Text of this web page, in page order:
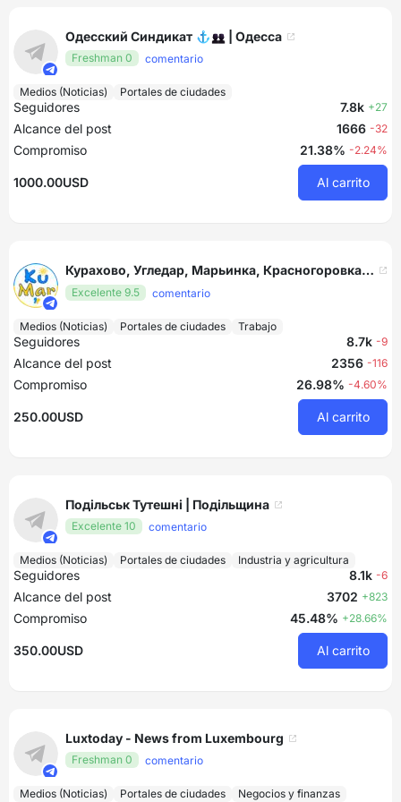
Одесский Синдикат ⚓️👥 | Одесса
Freshman 0 comentario
Medios (Noticias) Portales de ciudades
Seguidores 7.8k +27
Alcance del post 1666 -32
Compromiso 21.38% -2.24%
1000.00USD Al carrito
Курахово, Угледар, Марьинка, Красногоровка, Великая Новоселка - КуМар
Excelente 9.5 comentario
Medios (Noticias) Portales de ciudades Trabajo
Seguidores 8.7k -9
Alcance del post 2356 -116
Compromiso 26.98% -4.60%
250.00USD Al carrito
Подільськ Тутешні | Подільщина
Excelente 10 comentario
Medios (Noticias) Portales de ciudades Industria y agricultura
Seguidores 8.1k -6
Alcance del post 3702 +823
Compromiso 45.48% +28.66%
350.00USD Al carrito
Luxtoday - News from Luxembourg
Freshman 0 comentario
Medios (Noticias) Portales de ciudades Negocios y finanzas